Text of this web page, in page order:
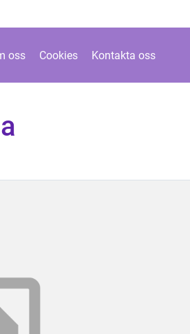
oss Cookies Kontakta oss